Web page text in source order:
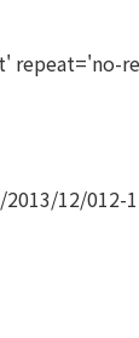
12/012-